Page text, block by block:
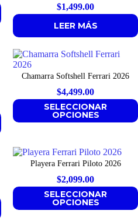
$1,499.00
LEER MÁS
Chamarra Softshell Ferrari 2026
$4,499.00
SELECCIONAR
OPCIONES
Playera Ferrari Piloto 2026
$2,099.00
SELECCIONAR
OPCIONES